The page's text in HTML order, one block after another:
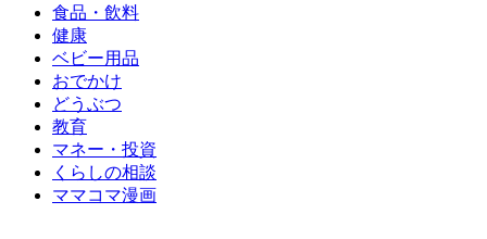
食品・飲料
健康
ベビー用品
おでかけ
どうぶつ
教育
マネー・投資
くらしの相談
ママコマ漫画